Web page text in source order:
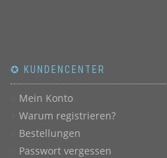
✪ KUNDENCENTER
Mein Konto
Warum registrieren?
Bestellungen
Passwort vergessen